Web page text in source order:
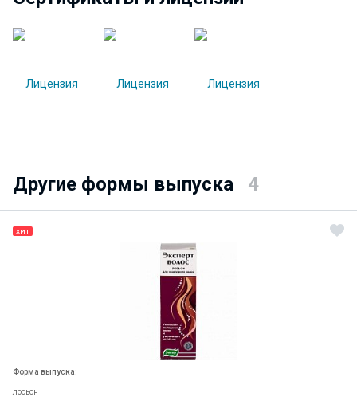
Другие формы выпуска 4
ХИТ
Форма выпуска:
лосьон